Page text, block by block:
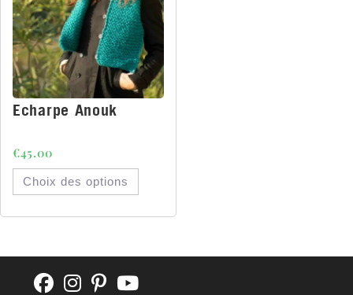
Echarpe Anouk
€45.00
Choix des options